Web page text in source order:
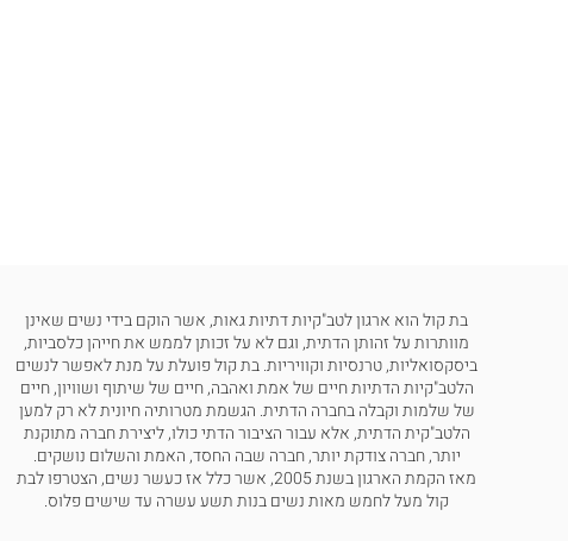
בת קול הוא ארגון לטב"קיות דתיות גאות, אשר הוקם בידי נשים שאינן
מוותרות על זהותן הדתית, וגם לא על זכותן לממש את חייהן כלסביות,
ביסקסואליות, טרנסיות וקוויריות. בת קול פועלת על מנת לאפשר לנשים
הלטב"קיות הדתיות חיים של אמת ואהבה, חיים של שיתוף ושוויון, חיים
של שלמות וקבלה בחברה הדתית. הגשמת מטרותיה חיונית לא רק למען
הלטב"קית הדתית, אלא עבור הציבור הדתי כולו, ליצירת חברה מתוקנת
יותר, חברה צודקת יותר, חברה שבה החסד, האמת והשלום נושקים.
מאז הקמת הארגון בשנת 2005, אשר כלל אז כעשר נשים, הצטרפו לבת
קול מעל לחמש מאות נשים בנות תשע עשרה עד שישים פלוס.